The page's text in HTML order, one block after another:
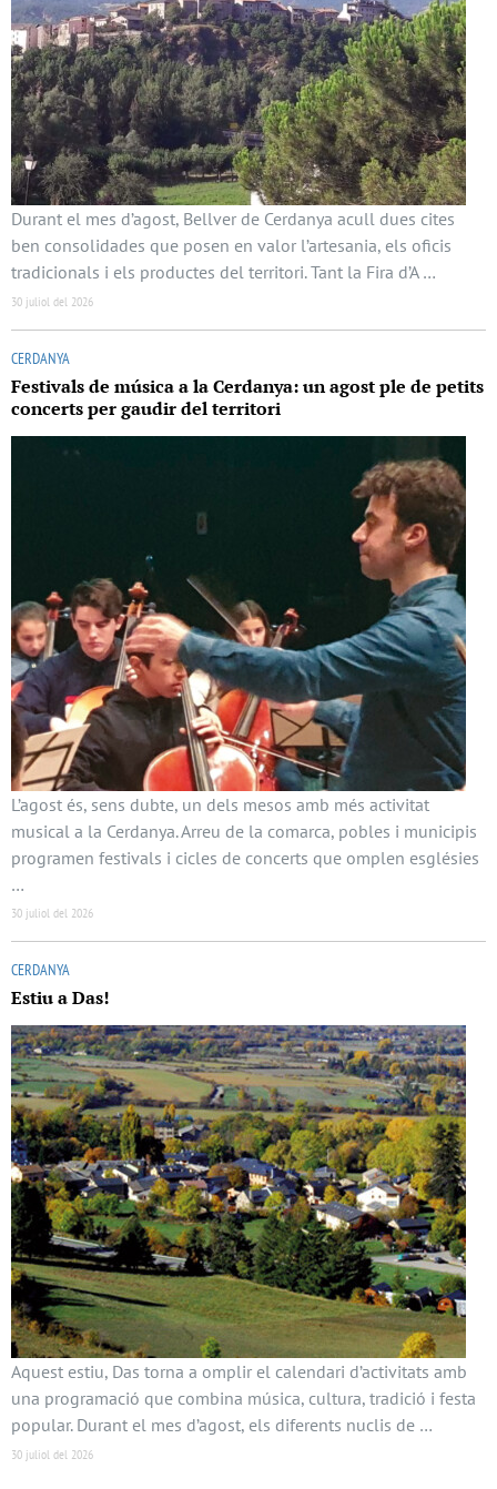
Durant el mes d’agost, Bellver de Cerdanya acull dues cites
ben consolidades que posen en valor l’artesania, els oficis
tradicionals i els productes del territori. Tant la Fira d’A …
30 juliol del 2026
CERDANYA
Festivals de música a la Cerdanya: un agost ple de petits
concerts per gaudir del territori
L’agost és, sens dubte, un dels mesos amb més activitat
musical a la Cerdanya. Arreu de la comarca, pobles i municipis
programen festivals i cicles de concerts que omplen esglésies
…
30 juliol del 2026
CERDANYA
Estiu a Das!
Aquest estiu, Das torna a omplir el calendari d’activitats amb
una programació que combina música, cultura, tradició i festa
popular. Durant el mes d’agost, els diferents nuclis de …
30 juliol del 2026